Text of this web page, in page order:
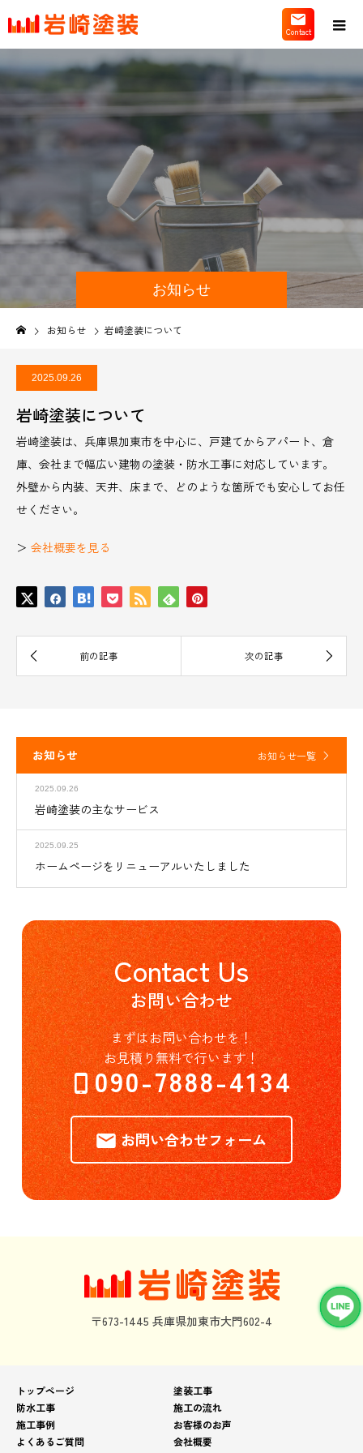
お知らせ
お知らせ 岩崎塗装について
2025.09.26
岩崎塗装について
岩崎塗装は、兵庫県加東市を中心に、戸建てからアパート、倉
庫、会社まで幅広い建物の塗装・防水工事に対応しています。
外壁から内装、天井、床まで、どのような箇所でも安心してお任
せください。
＞ 会社概要を見る
お知らせ お知らせ一覧
2025.09.26
岩崎塗装の主なサービス
2025.09.25
ホームページをリニューアルいたしました
Contact Us
お問い合わせ
まずはお問い合わせを！
お見積り無料で行います！
090-7888-4134
お問い合わせフォーム
〒673-1445 兵庫県加東市大門602-4
トップページ
塗装工事
防水工事
施工の流れ
施工事例
お客様のお声
よくあるご質問
会社概要